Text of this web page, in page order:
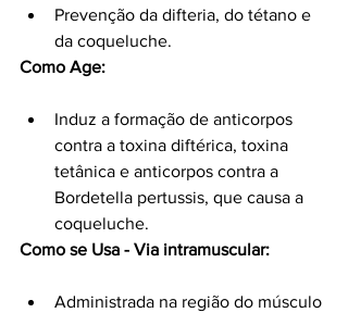
Prevenção da difteria, do tétano e
da coqueluche.
Como Age:
Induz a formação de anticorpos
contra a toxina diftérica, toxina
tetânica e anticorpos contra a
Bordetella pertussis, que causa a
coqueluche.
Como se Usa - Via intramuscular:
Administrada na região do músculo